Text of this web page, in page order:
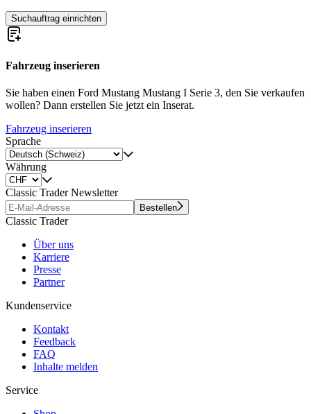
Suchauftrag einrichten
Fahrzeug inserieren
Sie haben einen Ford Mustang Mustang I Serie 3, den Sie verkaufen
wollen? Dann erstellen Sie jetzt ein Inserat.
Fahrzeug inserieren
Sprache
Währung
Classic Trader Newsletter
Bestellen
Classic Trader
Über uns
Karriere
Presse
Partner
Kundenservice
Kontakt
Feedback
FAQ
Inhalte melden
Service